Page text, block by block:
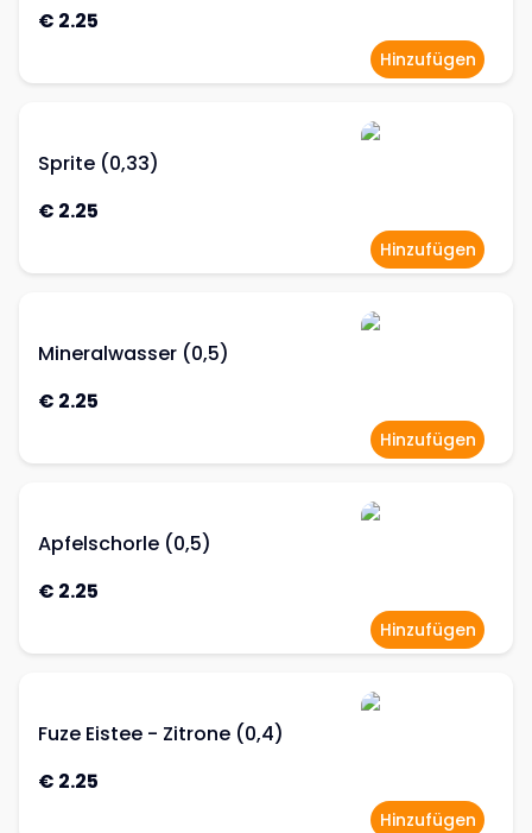
€ 2.25
Hinzufügen
Sprite (0,33)
€ 2.25
Hinzufügen
Mineralwasser (0,5)
€ 2.25
Hinzufügen
Apfelschorle (0,5)
€ 2.25
Hinzufügen
Fuze Eistee - Zitrone (0,4)
€ 2.25
Hinzufügen